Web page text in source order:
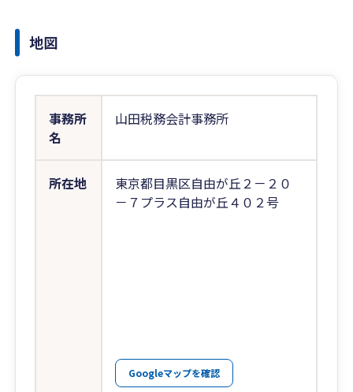
地図
事務所
名
山田税務会計事務所
所在地
東京都目黒区自由が丘２－２０
－７プラス自由が丘４０２号
Googleマップを確認